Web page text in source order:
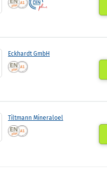
Eckhardt GmbH
Tiltmann Mineraloel